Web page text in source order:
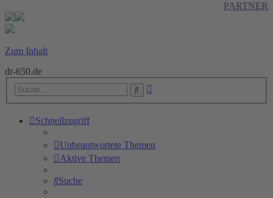
PARTNER
Zum Inhalt
dr-650.de
Suche
Schnellzugriff
Unbeantwortete Themen
Aktive Themen
Suche